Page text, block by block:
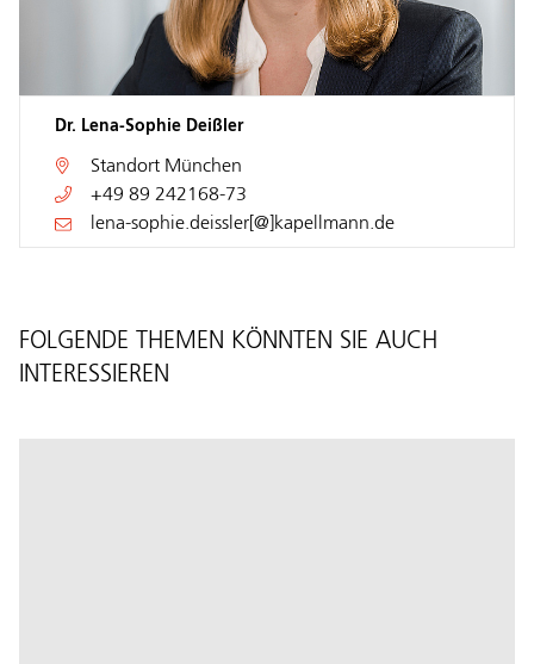
Dr. Lena-Sophie Deißler
Standort München
+49 89 242168-73
lena-sophie.deissler[@]kapellmann.de
FOLGENDE THEMEN KÖNNTEN SIE AUCH
INTERESSIEREN